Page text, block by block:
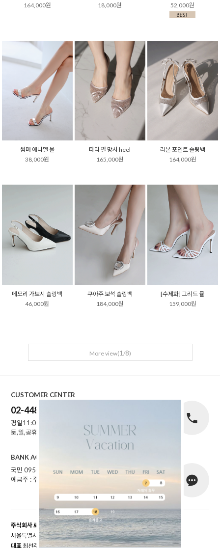
164,000원
18,000원
52,000원
썸머 에나멜 뮬
38,000원
타라 펄 망사 heel
165,000원
리본 포인트 슬링백
164,000원
메모리 가보시 슬링백
46,000원
쿠아주 보석 슬링백
184,000원
[수제화] 그리드 뮬
159,000원
More view(1 /8)
CUSTOMER CENTER
02-448-1227
평일11:00~16:00
토,일,공휴일 휴무
BANK ACCOUNT
국민 095001-04-155141
예금주 : 주식회사로에르
주식회사 로에르
서울특별시 성동구 자동차시장3길 39, 남궁빌딩 201호
대표 최선주개인정보 보호책임자최선주